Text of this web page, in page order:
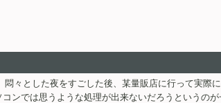
々とした夜をすごした後、某量販店に行って実際
ンでは思うような処理が出来ないだろうというの